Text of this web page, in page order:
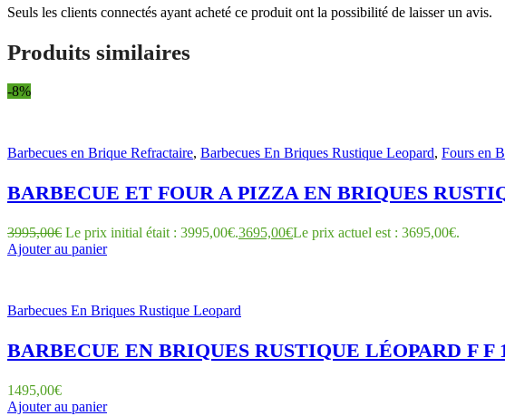
Seuls les clients connectés ayant acheté ce produit ont la possibilité de laisser un avis.
Produits similaires
-8%
Barbecues en Brique Refractaire, Barbecues En Briques Rustique Leopard, Fours en
BARBECUE ET FOUR A PIZZA EN BRIQUES
3995,00€ Le prix initial était : 3995,00€.3695,00€Le prix actuel est : 3695,00€.
Ajouter au panier
Barbecues En Briques Rustique Leopard
BARBECUE EN BRIQUES RUSTIQUE LÉOPARD F F
1495,00€
Ajouter au panier